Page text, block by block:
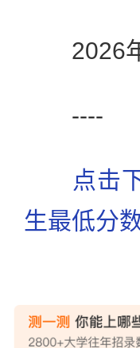
2026年
----
点击
生最低分